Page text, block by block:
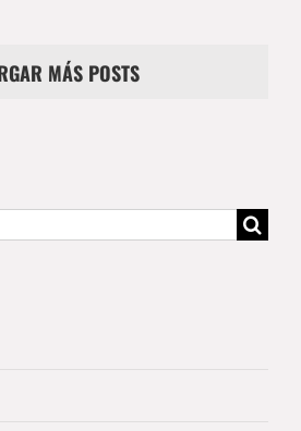
MÁS POSTS